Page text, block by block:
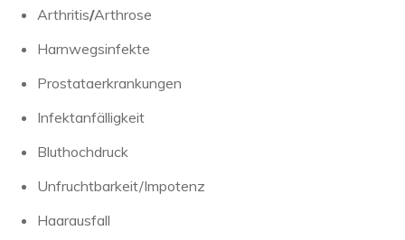
Arthritis/Arthrose
Harnwegsinfekte
Prostataerkrankungen
Infektanfälligkeit
Bluthochdruck
Unfruchtbarkeit/Impotenz
Haarausfall